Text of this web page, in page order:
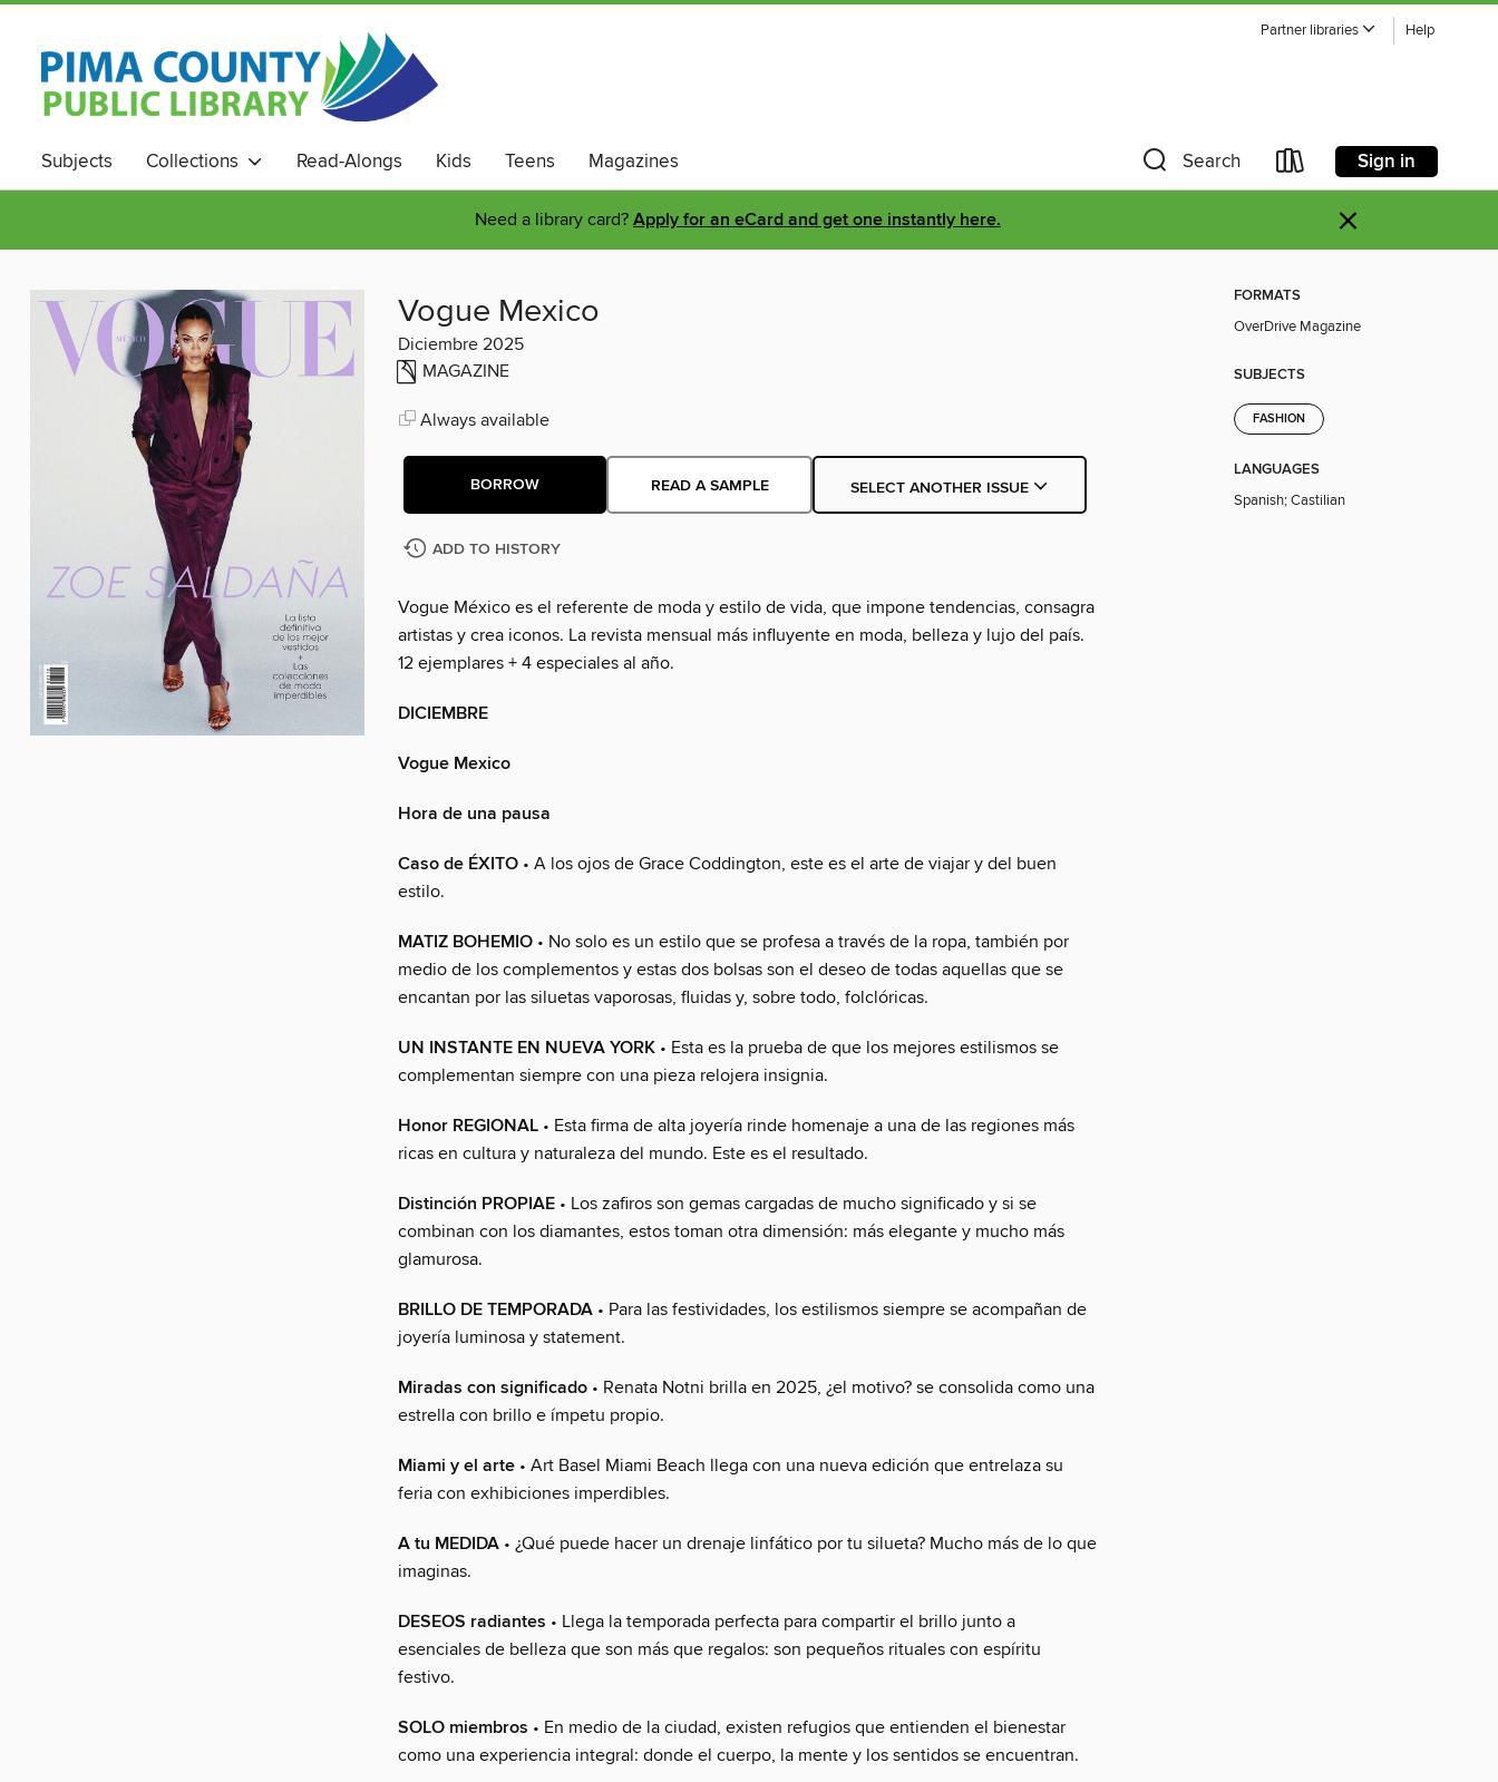
Partner libraries Help
Subjects Collections Read-Alongs Kids Teens Magazines Search Sign in
Need a library card? Apply for an eCard and get one instantly here. ×
Vogue Mexico
Diciembre 2025
MAGAZINE
Always available
BORROW READ A SAMPLE SELECT ANOTHER ISSUE
ADD TO HISTORY
Vogue México es el referente de moda y estilo de vida, que impone tendencias, consagra
artistas y crea iconos. La revista mensual más influyente en moda, belleza y lujo del país.
12 ejemplares + 4 especiales al año.
DICIEMBRE
Vogue Mexico
Hora de una pausa
Caso de ÉXITO • A los ojos de Grace Coddington, este es el arte de viajar y del buen
estilo.
MATIZ BOHEMIO • No solo es un estilo que se profesa a través de la ropa, también por
medio de los complementos y estas dos bolsas son el deseo de todas aquellas que se
encantan por las siluetas vaporosas, fluidas y, sobre todo, folclóricas.
UN INSTANTE EN NUEVA YORK • Esta es la prueba de que los mejores estilismos se
complementan siempre con una pieza relojera insignia.
Honor REGIONAL • Esta firma de alta joyería rinde homenaje a una de las regiones más
ricas en cultura y naturaleza del mundo. Este es el resultado.
Distinción PROPIAE • Los zafiros son gemas cargadas de mucho significado y si se
combinan con los diamantes, estos toman otra dimensión: más elegante y mucho más
glamurosa.
BRILLO DE TEMPORADA • Para las festividades, los estilismos siempre se acompañan de
joyería luminosa y statement.
Miradas con significado • Renata Notni brilla en 2025, ¿el motivo? se consolida como una
estrella con brillo e ímpetu propio.
Miami y el arte • Art Basel Miami Beach llega con una nueva edición que entrelaza su
feria con exhibiciones imperdibles.
A tu MEDIDA • ¿Qué puede hacer un drenaje linfático por tu silueta? Mucho más de lo que
imaginas.
DESEOS radiantes • Llega la temporada perfecta para compartir el brillo junto a
esenciales de belleza que son más que regalos: son pequeños rituales con espíritu
festivo.
SOLO miembros • En medio de la ciudad, existen refugios que entienden el bienestar
como una experiencia integral: donde el cuerpo, la mente y los sentidos se encuentran.
FORMATS
OverDrive Magazine
SUBJECTS
FASHION
LANGUAGES
Spanish; Castilian